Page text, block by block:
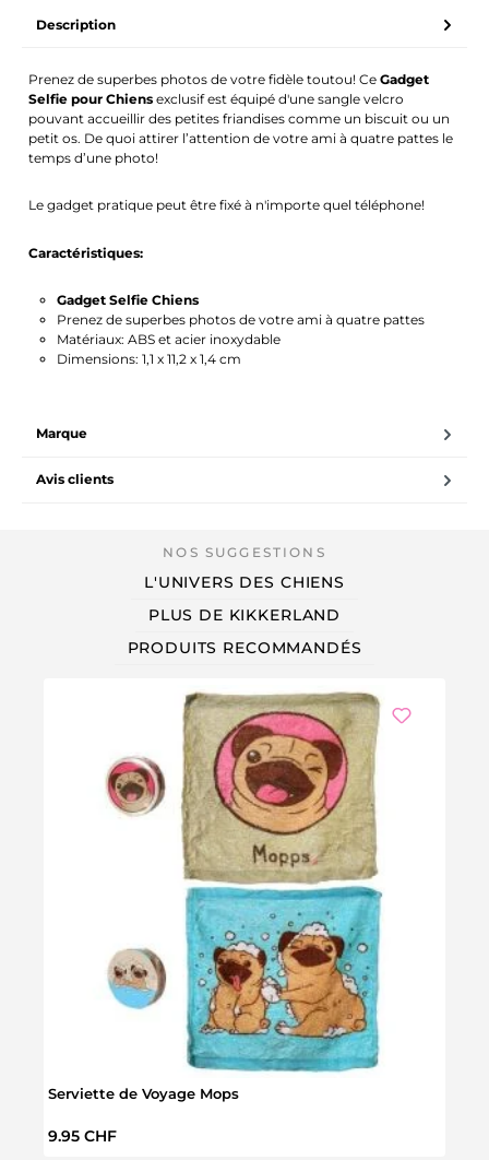
Description
Prenez de superbes photos de votre fidèle toutou! CeGadget
Selfie pour Chiens exclusif est équipé d'une sangle velcro
pouvant accueillir des petites friandises comme un biscuit ou un
petit os. De quoi attirer l’attention de votre ami à quatre pattes le
temps d’une photo!
Le gadget pratique peut être fixé à n'importe quel téléphone!
Caractéristiques:
Gadget Selfie Chiens
Prenez de superbes photos de votre ami à quatre pattes
Matériaux: ABS et acier inoxydable
Dimensions: 1,1 x 11,2 x 1,4 cm
Marque
Avis clients
L'UNIVERS DES CHIENS
PLUS DE KIKKERLAND
PRODUITS RECOMMANDÉS
Serviette de Voyage Mops
Prix régulier :
9.95 CHF